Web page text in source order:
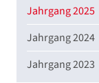
Jahrgang 2025
Jahrgang 2024
Jahrgang 2023